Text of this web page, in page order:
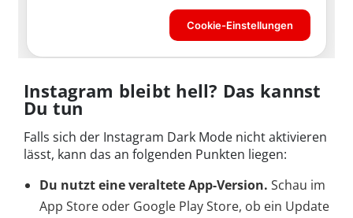
Instagram bleibt hell? Das kannst
Du tun
Falls sich der Instagram Dark Mode nicht aktivieren
lässt, kann das an folgenden Punkten liegen:
Du nutzt eine veraltete App-Version. Schau im
App Store oder Google Play Store, ob ein Update